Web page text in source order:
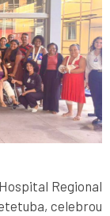
Regional
celebrou